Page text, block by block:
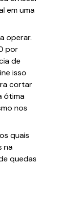
em uma
operar.
por
de
isso
cortar
ótima
nos
quais
na
quedas